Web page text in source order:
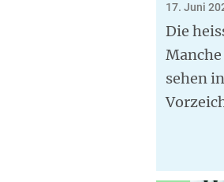
17. Juni
Die
sehen